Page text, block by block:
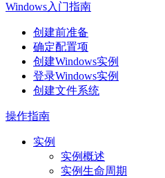
Windows入门指南
创建前准备
确定配置项
创建Windows实例
登录Windows实例
创建文件系统
操作指南
实例
实例概述
实例生命周期